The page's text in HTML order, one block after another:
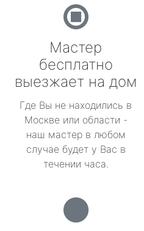
Мастер
бесплатно
выезжает на дом
Где Вы не находились в
Москве или области -
наш мастер в любом
случае будет у Вас в
течении часа.